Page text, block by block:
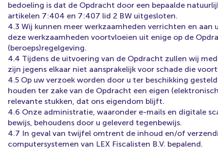
bedoeling is dat de Opdracht door een bepaalde
artikelen 7:404 en 7:407 lid 2 BW uitgesloten.
4.3 Wij kunnen meer werkzaamheden verrichten en
deze werkzaamheden voortvloeien uit enige op de
(beroeps)regelgeving.
4.4 Tijdens de uitvoering van de Opdracht zullen wij
zijn jegens elkaar niet aansprakelijk voor schade die
4.5 Op uw verzoek worden door u ter beschikking
houden ter zake van de Opdracht een eigen
relevante stukken, dat ons eigendom blijft.
4.6 Onze administratie, waaronder e-mails en digitale
bewijs, behoudens door u geleverd tegenbewijs.
4.7 In geval van twijfel omtrent de inhoud en/of
computersystemen van LEX Fiscalisten B.V. bepalend.